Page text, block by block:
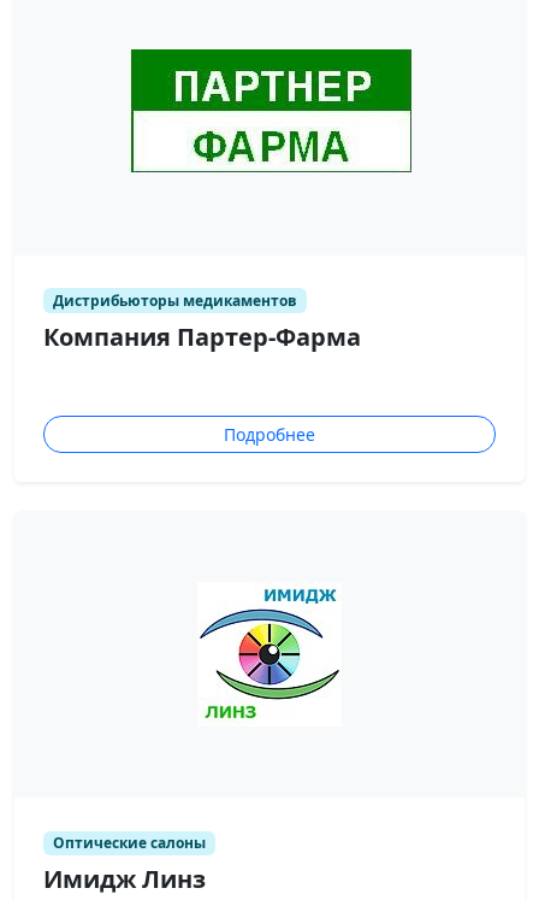
Дистрибьюторы медикаментов
Компания Партер-Фарма
Подробнее
Оптические салоны
Имидж Линз